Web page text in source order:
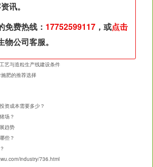
讯。
免费热线： 17752599117 ，或点击
物公司客服。
艺与造粒生产线建设条件
肥的推荐选择
资成本需要多少？
场？
趋势
些？
industry/736.html